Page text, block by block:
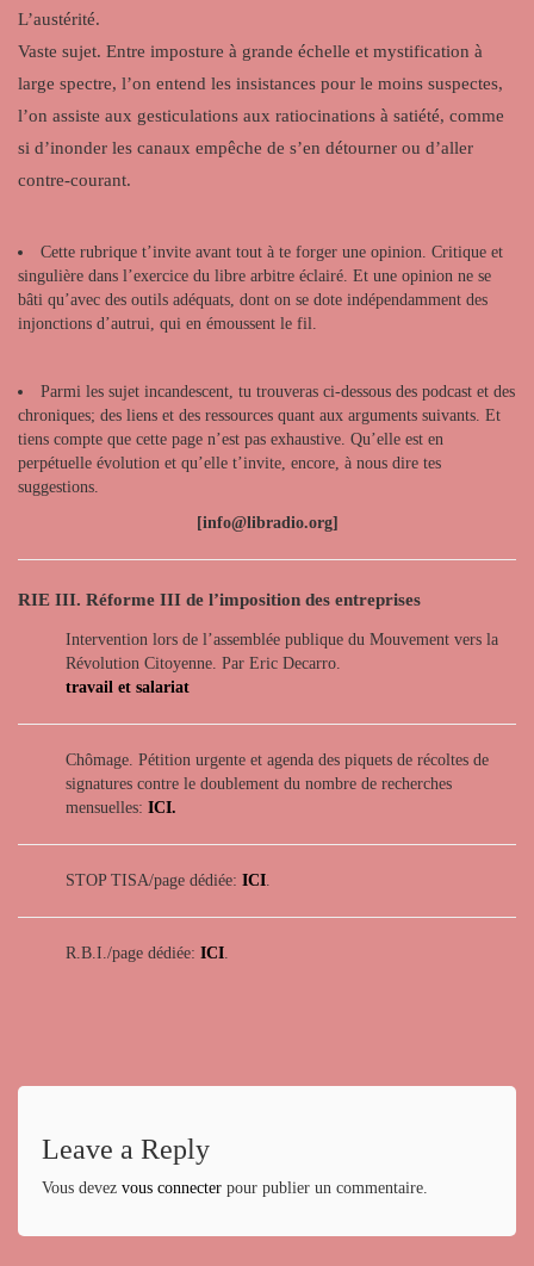
L’austérité.
Vaste sujet. Entre imposture à grande échelle et mystification à
large spectre, l’on entend les insistances pour le moins suspectes,
l’on assiste aux gesticulations aux ratiocinations à satiété, comme
si d’inonder les canaux empêche de s’en détourner ou d’aller
contre-courant.
Cette rubrique t’invite avant tout à te forger une opinion. Critique et
singulière dans l’exercice du libre arbitre éclairé. Et une opinion ne se
bâti qu’avec des outils adéquats, dont on se dote indépendamment des
injonctions d’autrui, qui en émoussent le fil.
Parmi les sujet incandescent, tu trouveras ci-dessous des podcast et des
chroniques; des liens et des ressources quant aux arguments suivants. Et
tiens compte que cette page n’est pas exhaustive. Qu’elle est en
perpétuelle évolution et qu’elle t’invite, encore, à nous dire tes
suggestions.
[info@libradio.org]
RIE III. Réforme III de l’imposition des entreprises
Intervention lors de l’assemblée publique du Mouvement vers la
Révolution Citoyenne. Par Eric Decarro.
travail et salariat
Chômage. Pétition urgente et agenda des piquets de récoltes de
signatures contre le doublement du nombre de recherches
mensuelles: ICI.
STOP TISA/page dédiée: ICI
R.B.I./page dédiée: ICI
Leave a Reply
Vous devez vous connecter pour publier un commentaire.